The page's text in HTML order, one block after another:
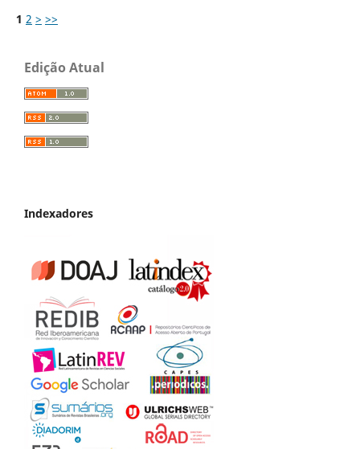
1 2 > >>
Edição Atual
Indexadores